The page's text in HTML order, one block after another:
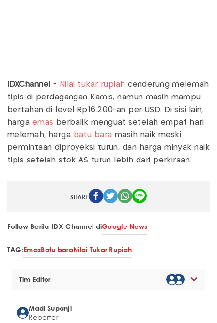
IDXChannel - Nilai tukar rupiah cenderung melemah
tipis di perdagangan Kamis, namun masih mampu
bertahan di level Rp16.200-an per USD. Di sisi lain,
harga emas berbalik menguat setelah empat hari
melemah, harga batu bara masih naik meski
permintaan diproyeksi turun, dan harga minyak naik
tipis setelah stok AS turun lebih dari perkiraan.
SHARE
Follow Berita IDX Channel diGoogle News
TAG:EmasBatu baraNilai Tukar Rupiah
Tim Editor
Madi Supanji
Reporter